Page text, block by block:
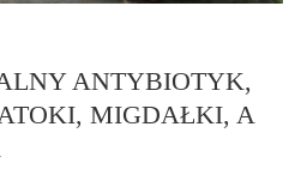
ANTYBIOTYK,
MIGDAŁKI, A